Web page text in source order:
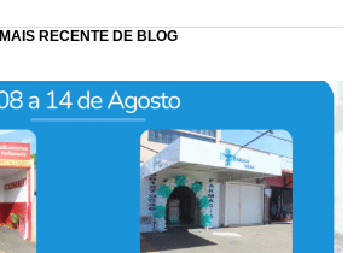
MAIS RECENTE DE BLOG